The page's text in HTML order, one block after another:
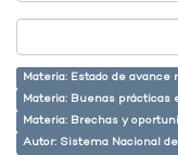
Materia: Estado de avance
Materia: Buenas prácticas
Materia: Brechas y
Autor: Sistema Nacional